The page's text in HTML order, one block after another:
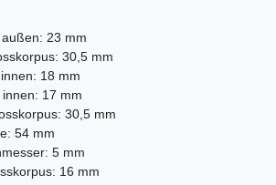
23 mm
30,5 mm
18 mm
17 mm
30,5 mm
54 mm
5 mm
16 mm